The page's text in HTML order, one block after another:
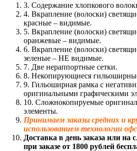
3. Содержание хлопкового
4. Вкрапление (волоски)
красные – видимые.
5. Вкрапление (волоски)
оранжевые – видимые.
6. Вкрапление (волоски)
зеленые – НЕ видимые.
7. Две нераппортные сетки.
8. Некопирующиеся
9. Гильоширная рамка с
оригинальными графическими
10. Сложнокопируемые
элементы.
Принимаем заказы средних и
использованием технологии
Доставка в день заказа или на
при заказе от 1800 рублей